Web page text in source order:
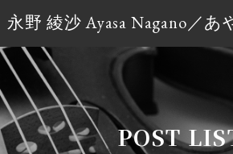
永野 綾沙 Ayasa Nagano／あ
POST